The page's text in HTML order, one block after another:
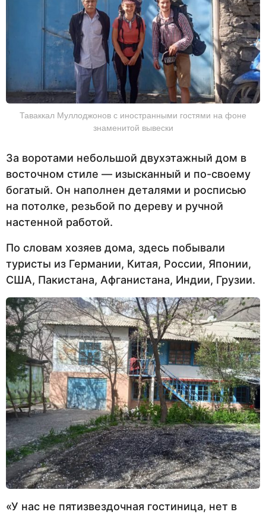
Таваккал Муллоджонов с иностранными гостями на фоне
знаменитой вывески
За воротами небольшой двухэтажный дом в
восточном стиле — изысканный и по-своему
богатый. Он наполнен деталями и росписью
на потолке, резьбой по дереву и ручной
настенной работой.
По словам хозяев дома, здесь побывали
туристы из Германии, Китая, России, Японии,
США, Пакистана, Афганистана, Индии, Грузии.
«У нас не пятизвездочная гостиница, нет в